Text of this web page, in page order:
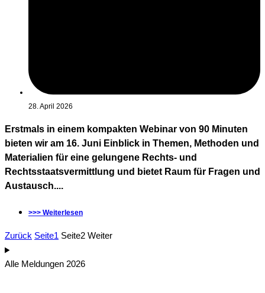
28. April 2026
Erstmals in einem kompakten Webinar von 90 Minuten
bieten wir am 16. Juni Einblick in Themen, Methoden und
Materialien für eine gelungene Rechts- und
Rechtsstaatsvermittlung und bietet Raum für Fragen und
Austausch....
>>> Weiterlesen
Zurück Seite1 Seite2 Weiter
Alle Meldungen 2026